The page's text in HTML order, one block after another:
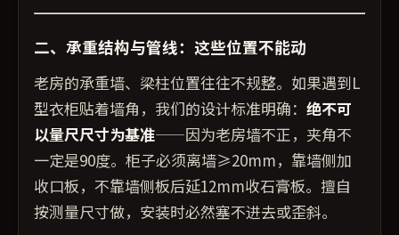
二、承重结构与管线：这些位置不能动
老房的承重墙、梁柱位置往往不规整。如果遇到L
型衣柜贴着墙角，我们的设计标准明确： 绝不可
以量尺尺寸为基准——因为老房墙不正，夹角不
一定是90度。柜子必须离墙≥20mm，靠墙侧加
收口板，不靠墙侧板后延12mm收石膏板。擅自
按测量尺寸做，安装时必然塞不进去或歪斜。